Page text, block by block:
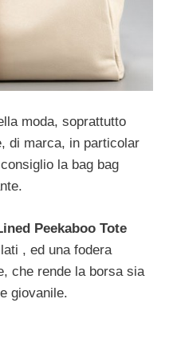
moda, soprattutto
di marca, in particolar
la bag bag
Peekaboo Tote
, ed una fodera
che rende la borsa sia
giovanile.